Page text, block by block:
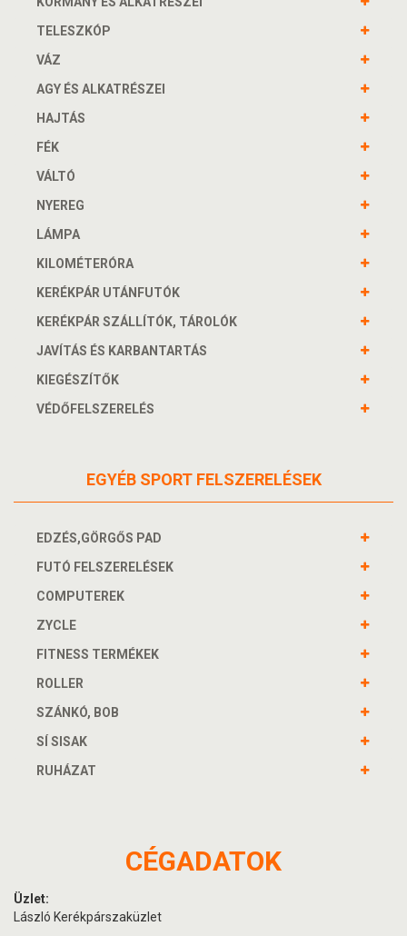
TELESZKÓP
VÁZ
AGY ÉS ALKATRÉSZEI
HAJTÁS
FÉK
VÁLTÓ
NYEREG
LÁMPA
KILOMÉTERÓRA
KERÉKPÁR UTÁNFUTÓK
KERÉKPÁR SZÁLLÍTÓK, TÁROLÓK
JAVÍTÁS ÉS KARBANTARTÁS
KIEGÉSZÍTŐK
VÉDŐFELSZERELÉS
EGYÉB SPORT FELSZERELÉSEK
EDZÉS,GÖRGŐS PAD
FUTÓ FELSZERELÉSEK
COMPUTEREK
ZYCLE
FITNESS TERMÉKEK
ROLLER
SZÁNKÓ, BOB
SÍ SISAK
RUHÁZAT
CÉGADATOK
Üzlet:
László Kerékpárszaküzlet